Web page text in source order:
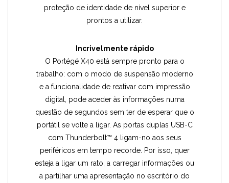
proteção de identidade de nível superior e
prontos a utilizar.
Incrivelmente rápido
O Portégé X40 está sempre pronto para o
trabalho: com o modo de suspensão moderno
e a funcionalidade de reativar com impressão
digital, pode aceder às informações numa
questão de segundos sem ter de esperar que o
portátil se volte a ligar. As portas duplas USB-C
com Thunderbolt™ 4 ligam-no aos seus
periféricos em tempo recorde. Por isso, quer
esteja a ligar um rato, a carregar informações ou
a partilhar uma apresentação no escritório do